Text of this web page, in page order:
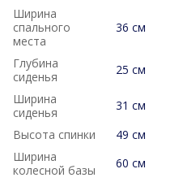
Ширина
спального
места
36 см
Глубина
сиденья
25 см
Ширина
сиденья
31 см
Высота спинки
49 см
Ширина
колесной базы
60 см